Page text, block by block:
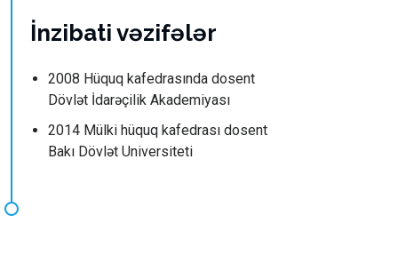
İnzibati vəzifələr
2008 Hüquq kafedrasında dosent
Dövlət İdarəçilik Akademiyası
2014 Mülki hüquq kafedrası dosent
Bakı Dövlət Universiteti